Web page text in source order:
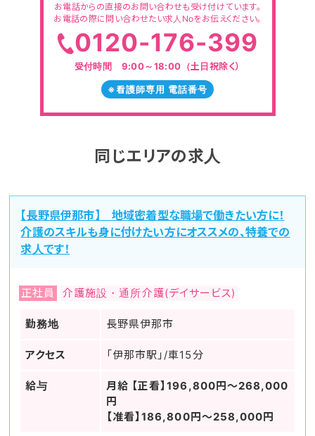
お電話からの直接のお問い合わせも受け付けています。
お電話の際に問い合わせたい求人Noをお伝えください。
0120-176-399
受付時間 9:00～18:00（土日祝除く）
※看護師専用 電話番号
同じエリアの求人
【長野県伊那市】 地域密着型な職場で働きたい方に！
介護のスキルも身に付けたい方にオススメの、特養での
求人です！
正社員 介護施設・通所介護(デイサービス)
勤務地 長野県伊那市
アクセス 「伊那市駅」/車15分
給与
月給 【正看】196,800円～268,000
円
【准看】186,800円～258,000円